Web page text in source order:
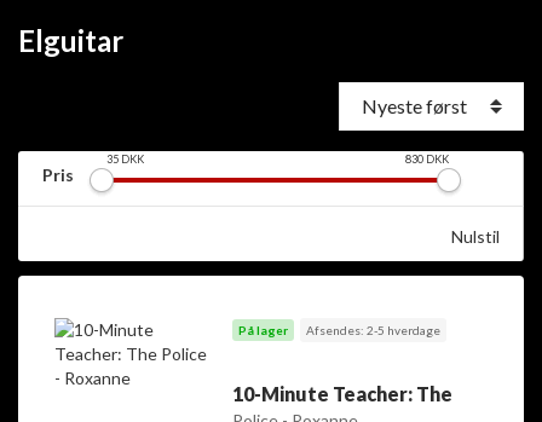
Nulstil
Pris
35 DKK 830 DKK
Elguitar
På lager Afsendes: 2-5 hverdage
10-Minute Teacher: The